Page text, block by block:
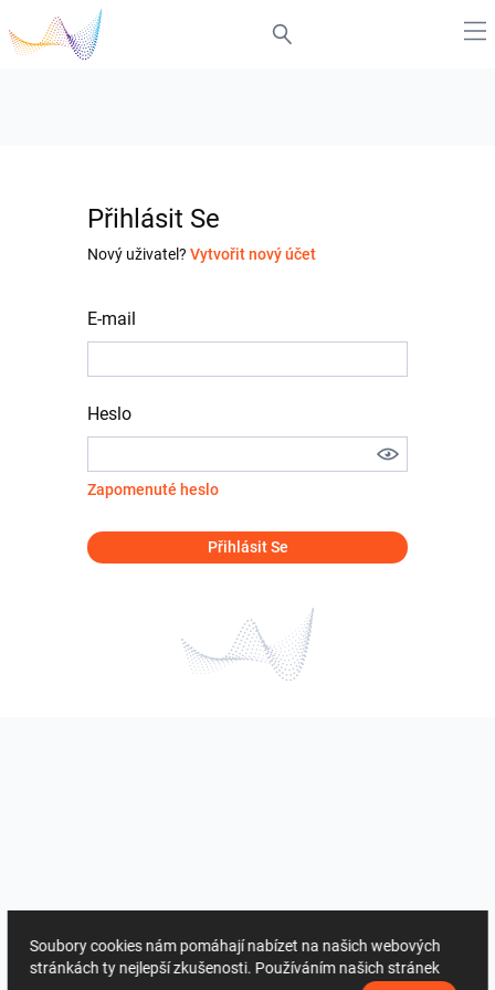
Přihlásit Se
Nový uživatel? Vytvořit nový účet
E-mail
Heslo
Zapomenuté heslo
Přihlásit Se
Soubory cookies nám pomáhají nabízet na našich webových
stránkách ty nejlepší zkušenosti. Používáním našich stránek